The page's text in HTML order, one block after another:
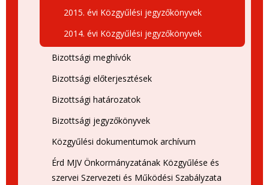
2015. évi Közgyűlési jegyzőkönyvek
2014. évi Közgyűlési jegyzőkönyvek
Bizottsági meghívók
Bizottsági előterjesztések
Bizottsági határozatok
Bizottsági jegyzőkönyvek
Közgyűlési dokumentumok archívum
Érd MJV Önkormányzatának Közgyűlése és
szervei Szervezeti és Működési Szabályzata